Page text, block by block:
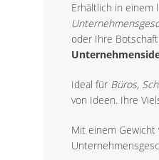
Erhältlich in einem
oder Ihre
Ideal für Büros,
von Ideen. Ihre
Mit einem Gewicht